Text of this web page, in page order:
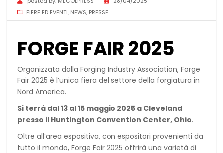
FIERE ED EVENTI, NEWS, PRESSE
FORGE FAIR 2025
Organizzata dalla Forging Industry Association, Forge
Fair 2025 è l’unica fiera del settore della forgiatura in
Nord America.
Si terrà dal 13 al 15 maggio 2025 a Cleveland
presso il Huntington Convention Center, Ohio.
Oltre all’area espositiva, con espositori provenienti da
tutto il mondo, Forge Fair 2025 offrirà una varietà di